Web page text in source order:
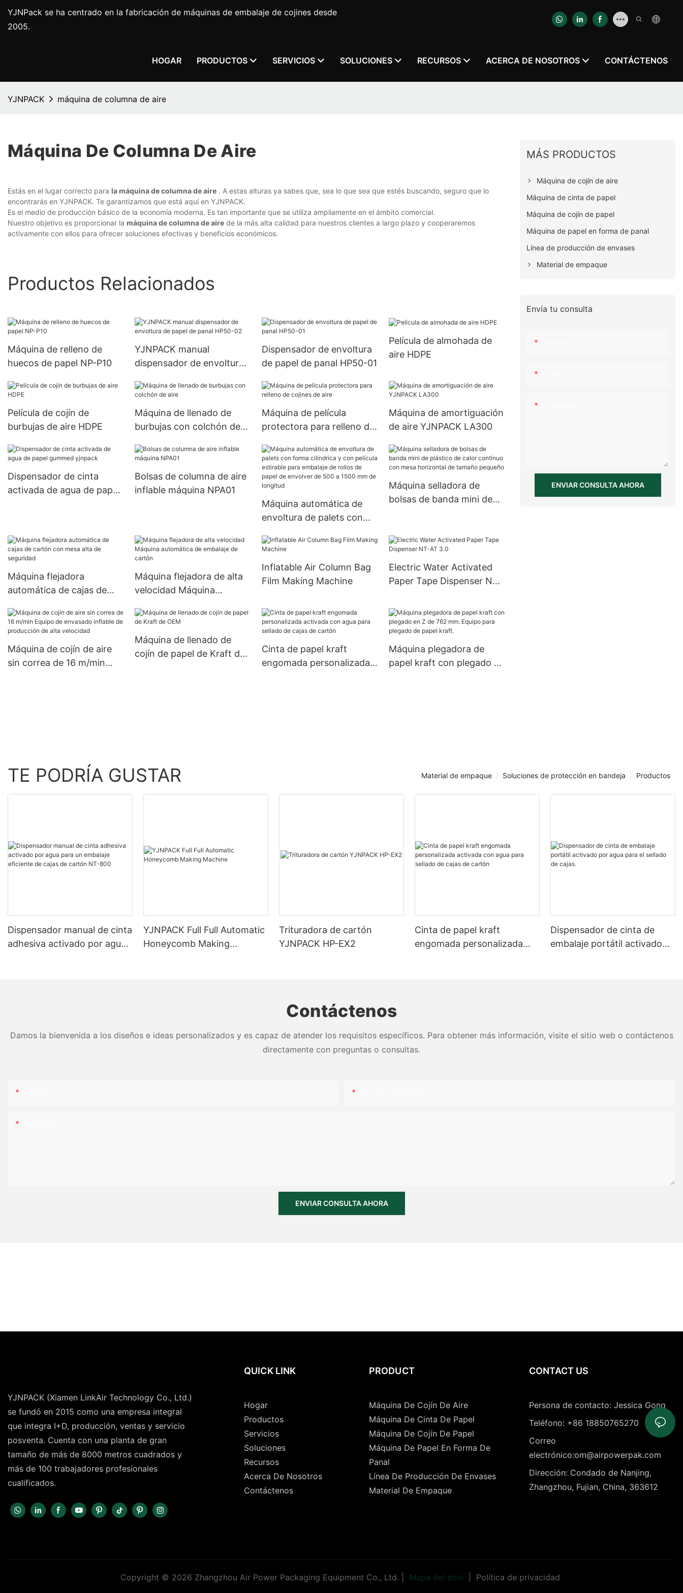
YJNPack se ha centrado en la fabricación de máquinas de embalaje de cojines desde
2005.
HOGAR PRODUCTOS SERVICIOS SOLUCIONES RECURSOS ACERCA DE NOSOTROS CONTÁCTENOS
YJNPACK máquina de columna de aire
Máquina De Columna De Aire
Estás en el lugar correcto para la máquina de columna de aire . A estas alturas ya sabes que, sea lo que sea que estés buscando, seguro que lo
encontrarás en YJNPACK. Te garantizamos que está aquí en YJNPACK.
Es el medio de producción básico de la economía moderna. Es tan importante que se utiliza ampliamente en el ámbito comercial.
Nuestro objetivo es proporcionar la máquina de columna de aire de la más alta calidad para nuestros clientes a largo plazo y cooperaremos
activamente con ellos para ofrecer soluciones efectivas y beneficios económicos.
Productos Relacionados
Máquina de relleno de
huecos de papel NP-P10
YJNPACK manual
dispensador de envoltura
02
Dispensador de envoltura
de papel de panal HP50-01
Película de almohada de
aire HDPE
Película de cojín de
burbujas de aire HDPE
Máquina de llenado de
burbujas con colchón de
Máquina de película
protectora para relleno de
Máquina de amortiguación
de aire YJNPACK LA300
Dispensador de cinta
activada de agua de papel
Bolsas de columna de aire
inflable máquina NPA01
Máquina automática de
envoltura de palets con
película estirable para
papel de envolver de 500
a 1500 mm de longitud
Máquina selladora de
bolsas de banda mini de
tamaño pequeño
Máquina flejadora
automática de cajas de
seguridad
Máquina flejadora de alta
velocidad Máquina
cartón
Inflatable Air Column Bag
Film Making Machine
Electric Water Activated
Paper Tape Dispenser NT-
Máquina de cojín de aire
sin correa de 16 m/min
Máquina de llenado de
cojín de papel de Kraft de
Cinta de papel kraft
engomada personalizada
Máquina plegadora de
papel kraft con plegado en
MÁS PRODUCTOS
Máquina de cojín de aire
Máquina de cinta de papel
Máquina de cojín de papel
Máquina de papel en forma de panal
Línea de producción de envases
Material de empaque
Envía tu consulta
ENVIAR CONSULTA AHORA
TE PODRÍA GUSTAR Productos
Soluciones de protección en bandeja
Material de empaque
Dispensador manual de cinta
adhesiva activado por agua
YJNPACK Full Full Automatic
Honeycomb Making
Trituradora de cartón
YJNPACK HP-EX2
Cinta de papel kraft
engomada personalizada
Dispensador de cinta de
embalaje portátil activado
Contáctenos
Damos la bienvenida a los diseños e ideas personalizados y es capaz de atender los requisitos específicos. Para obtener más información, visite el sitio web o contáctenos
directamente con preguntas o consultas.
ENVIAR CONSULTA AHORA
YJNPACK (Xiamen LinkAir Technology Co., Ltd.)
se fundó en 2015 como una empresa integral
que integra I+D, producción, ventas y servicio
posventa. Cuenta con una planta de gran
tamaño de más de 8000 metros cuadrados y
más de 100 trabajadores profesionales
cualificados.
QUICK LINK
Hogar
Productos
Servicios
Soluciones
Recursos
Acerca De Nosotros
Contáctenos
PRODUCT
Máquina De Cojín De Aire
Máquina De Cinta De Papel
Máquina De Cojín De Papel
Máquina De Papel En Forma De
Panal
Línea De Producción De Envases
Material De Empaque
CONTACT US
Persona de contacto: Jessica Gong
Teléfono: +86 18850765270
Correo
electrónico:om@airpowerpak.com
Dirección: Condado de Nanjing,
Zhangzhou, Fujian, China, 363612
Copyright © 2026 Zhangzhou Air Power Packaging Equipment Co., Ltd. | Mapa del sitio Política de privacidad